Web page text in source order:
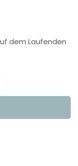
dem Laufenden